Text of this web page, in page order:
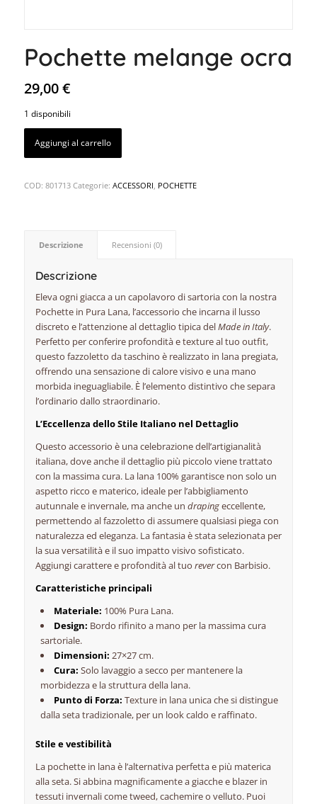
Pochette melange ocra
29,00€
1 disponibili
Aggiungi al carrello
COD: 801713 Categorie: ACCESSORI, POCHETTE
Descrizione Recensioni (0)
Descrizione
Eleva ogni giacca a un capolavoro di sartoria con la nostra
Pochette in Pura Lana, l’accessorio che incarna il lusso
discreto e l’attenzione al dettaglio tipica delMade in Italy.
Perfetto per conferire profondità e texture al tuo outfit,
questo fazzoletto da taschino è realizzato in lana pregiata,
offrendo una sensazione di calore visivo e una mano
morbida ineguagliabile. È l’elemento distintivo che separa
l’ordinario dallo straordinario.
L’Eccellenza dello Stile Italiano nel Dettaglio
Questo accessorio è una celebrazione dell’artigianalità
italiana, dove anche il dettaglio più piccolo viene trattato
con la massima cura. La lana 100% garantisce non solo un
aspetto ricco e materico, ideale per l’abbigliamento
autunnale e invernale, ma anche un drapingeccellente,
permettendo al fazzoletto di assumere qualsiasi piega con
naturalezza ed eleganza. La fantasia è stata selezionata per
la sua versatilità e il suo impatto visivo sofisticato.
Aggiungi carattere e profondità al tuo revercon Barbisio.
Caratteristiche principali
Materiale: 100% Pura Lana.
Design: Bordo rifinito a mano per la massima cura
sartoriale.
Dimensioni: 27×27 cm.
Cura: Solo lavaggio a secco per mantenere la
morbidezza e la struttura della lana.
Punto di Forza: Texture in lana unica che si distingue
dalla seta tradizionale, per un look caldo e raffinato.
Stile e vestibilità
La pochette in lana è l’alternativa perfetta e più materica
alla seta. Si abbina magnificamente a giacche e blazer in
tessuti invernali come tweed, cachemire o velluto. Puoi